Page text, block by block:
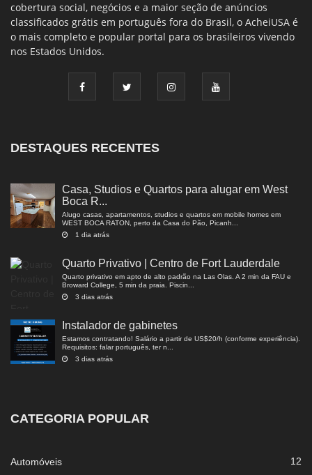
cobertura social, negócios e a maior seção de anúncios
classificados grátis em português fora do Brasil, o AcheiUSA é
o mais completo e popular portal para os brasileiros vivendo
nos Estados Unidos.
DESTAQUES RECENTES
Casa, Studios e Quartos para alugar em West
Boca R...
Alugo casas, apartamentos, studios e quartos em mobile homes em
WEST BOCA RATON, perto da Casa do Pão, Picanh...
1 dia atrás
Quarto Privativo | Centro de Fort Lauderdale
Quarto privativo em apto de alto padrão na Las Olas. A 2 min da FAU e
Broward College, 5 min da praia. Piscin...
3 dias atrás
Instalador de gabinetes
Estamos contratando! Salário a partir de US$20/h (conforme experiência).
Requisitos: falar português, ter n...
3 dias atrás
CATEGORIA POPULAR
Automóveis 12